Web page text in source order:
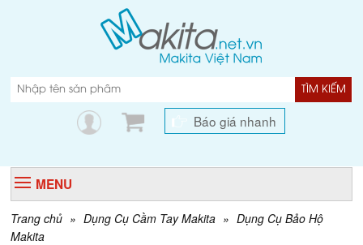
TÌM KIẾM
Báo giá nhanh
MENU
Trang chủ » Dụng Cụ Cầm Tay Makita » Dụng Cụ Bảo Hộ
Makita